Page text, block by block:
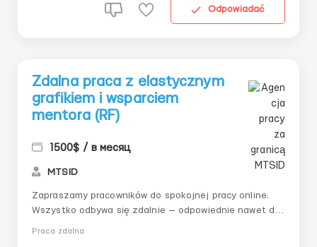
Odpowiadać
Zdalna praca z elastycznym
grafikiem i wsparciem
mentora (RF)
1500$ / в месяц
MTSID
Zapraszamy pracowników do spokojnej pracy online.
Wszystko odbywa się zdalnie — odpowiednie nawet dla
Praca zdalna